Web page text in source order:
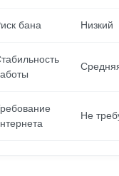
бана Низкий
Не